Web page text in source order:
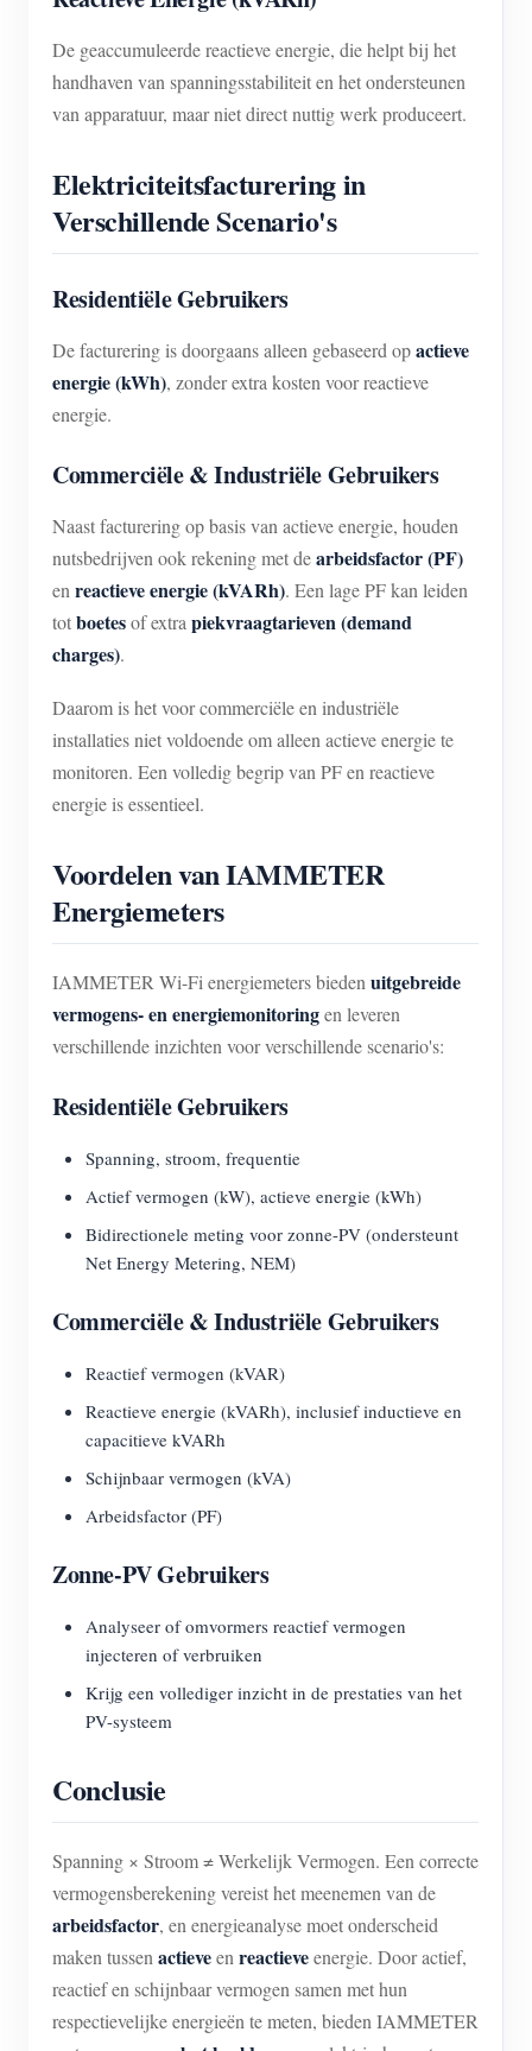
De geaccumuleerde reactieve energie, die helpt bij het
handhaven van spanningsstabiliteit en het ondersteunen
van apparatuur, maar niet direct nuttig werk produceert.
Elektriciteitsfacturering in
Verschillende Scenario's
Residentiële Gebruikers
De facturering is doorgaans alleen gebaseerd opactieve
energie (kWh), zonder extra kosten voor reactieve
energie.
Commerciële & Industriële Gebruikers
Naast facturering op basis van actieve energie, houden
nutsbedrijven ook rekening met dearbeidsfactor (PF)
enreactieve energie (kVARh). Een lage PF kan leiden
totboetesof extrapiekvraagtarieven (demand
charges).
Daarom is het voor commerciële en industriële
installaties niet voldoende om alleen actieve energie te
monitoren. Een volledig begrip van PF en reactieve
energie is essentieel.
Voordelen van IAMMETER
Energiemeters
IAMMETER Wi-Fi energiemeters biedenuitgebreide
vermogens- en energiemonitoringen leveren
verschillende inzichten voor verschillende scenario's:
Residentiële Gebruikers
Spanning, stroom, frequentie
Actief vermogen (kW), actieve energie (kWh)
Bidirectionele meting voor zonne-PV (ondersteunt
Net Energy Metering, NEM)
Commerciële & Industriële Gebruikers
Reactief vermogen (kVAR)
Reactieve energie (kVARh), inclusief inductieve en
capacitieve kVARh
Schijnbaar vermogen (kVA)
Arbeidsfactor (PF)
Zonne-PV Gebruikers
Analyseer of omvormers reactief vermogen
injecteren of verbruiken
Krijg een vollediger inzicht in de prestaties van het
PV-systeem
Conclusie
Spanning × Stroom ≠ Werkelijk Vermogen. Een correcte
vermogensberekening vereist het meenemen van de
arbeidsfactor, en energieanalyse moet onderscheid
maken tussenactieveenreactieveenergie. Door actief,
reactief en schijnbaar vermogen samen met hun
respectievelijke energieën te meten, bieden IAMMETER